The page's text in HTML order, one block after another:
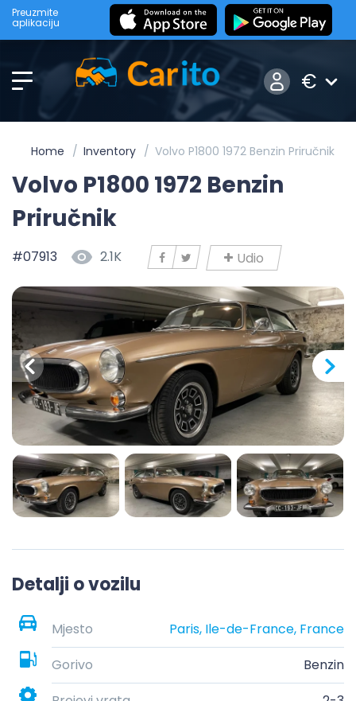
Preuzmite
aplikaciju
€
Home Inventory Volvo P1800 1972 Benzin Priručnik
Volvo P1800 1972 Benzin
Priručnik
#07913 2.1K Udio
Detalji o vozilu
Mjesto
Paris, Ile-de-France, France
Gorivo
Benzin